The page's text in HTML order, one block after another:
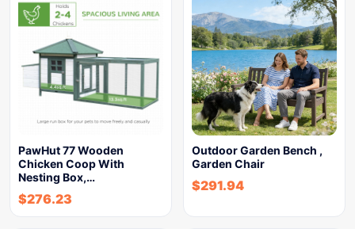
PawHut 77 Wooden
Chicken Coop With
Nesting Box,…
$276.23
Outdoor Garden Bench ,
Garden Chair
$291.94